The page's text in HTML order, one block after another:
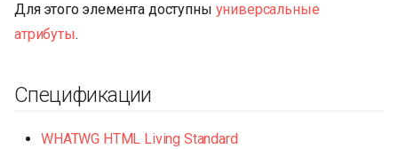
Для этого элемента доступны универсальные
атрибуты.
Спецификации
WHATWG HTML Living Standard